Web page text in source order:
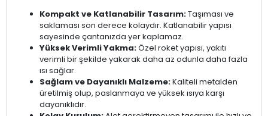
Kompakt ve Katlanabilir Tasarım:Taşıması ve
saklaması son derece kolaydır. Katlanabilir yapısı
sayesinde çantanızda yer kaplamaz.
Yüksek Verimli Yakma:Özel roket yapısı, yakıtı
verimli bir şekilde yakarak daha az odunla daha fazla
ısı sağlar.
Sağlam ve Dayanıklı Malzeme:Kaliteli metalden
üretilmiş olup, paslanmaya ve yüksek ısıya karşı
dayanıklıdır.